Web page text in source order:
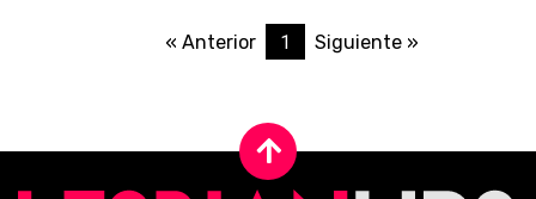
« Anterior 1 Siguiente »